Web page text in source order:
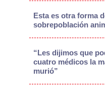
Esta es otra forma
sobrepoblación
“Les dijimos que
cuatro médicos la
murió”